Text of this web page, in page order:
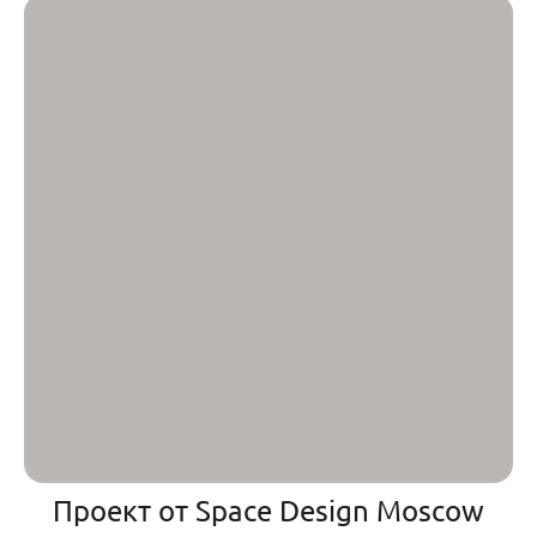
Проект от Space Design Moscow